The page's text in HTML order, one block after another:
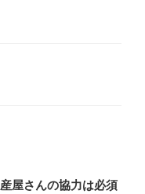
屋さんの協力は必須